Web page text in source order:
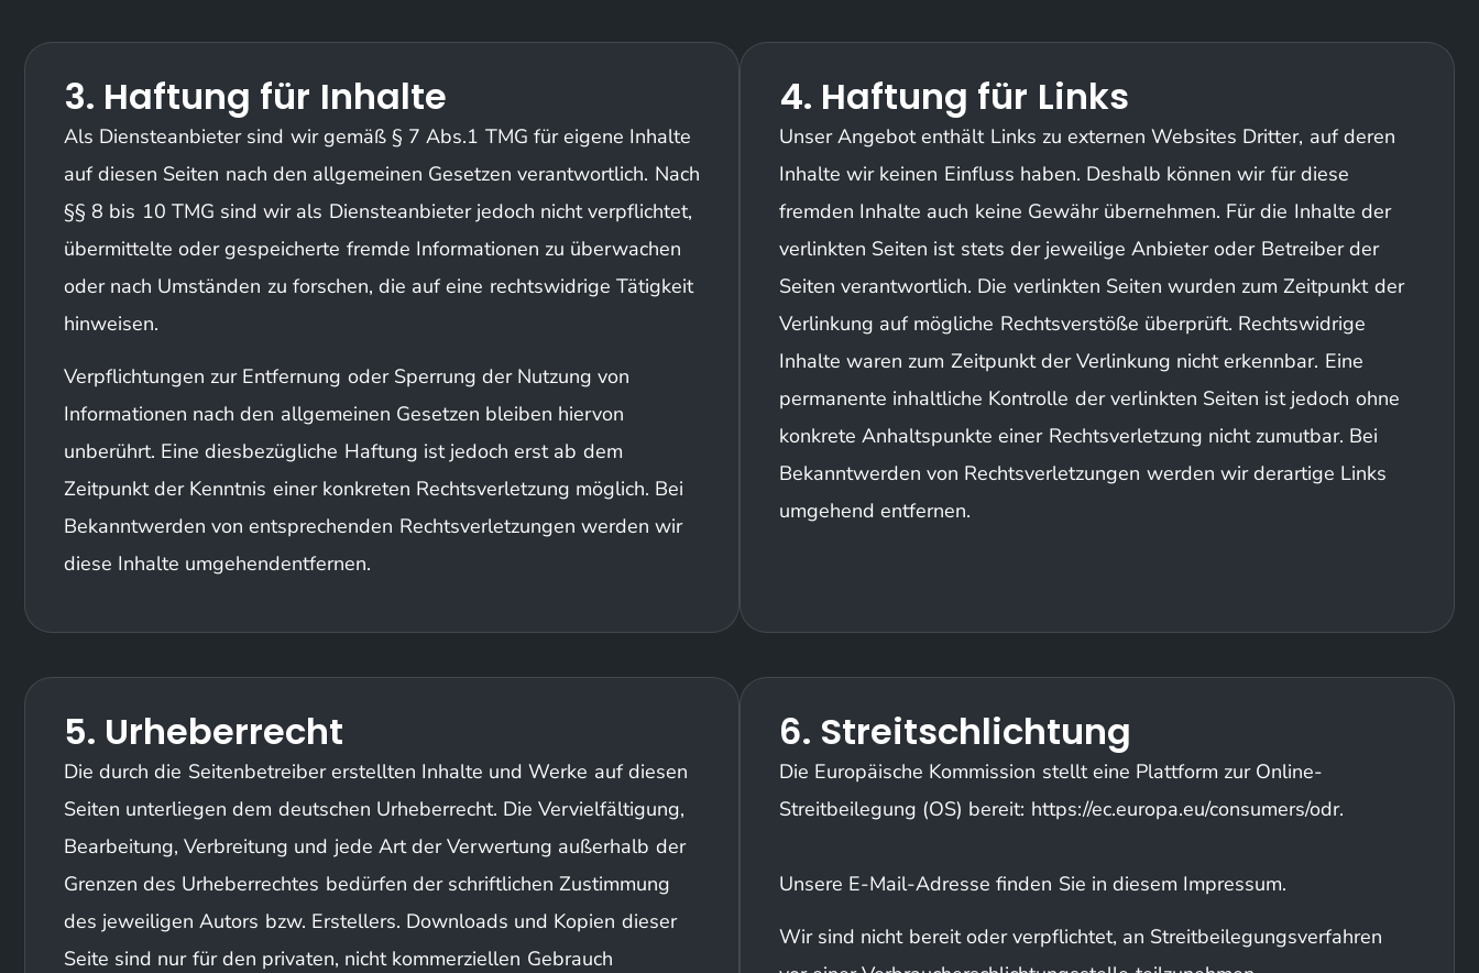
3. Haftung für Inhalte
Als Diensteanbieter sind wir gemäß § 7 Abs.1 TMG für eigene Inhalte
auf diesen Seiten nach den allgemeinen Gesetzen verantwortlich. Nach
§§ 8 bis 10 TMG sind wir als Diensteanbieter jedoch nicht verpflichtet,
übermittelte oder gespeicherte fremde Informationen zu überwachen
oder nach Umständen zu forschen, die auf eine rechtswidrige Tätigkeit
hinweisen.
Verpflichtungen zur Entfernung oder Sperrung der Nutzung von
Informationen nach den allgemeinen Gesetzen bleiben hiervon
unberührt. Eine diesbezügliche Haftung ist jedoch erst ab dem
Zeitpunkt der Kenntnis einer konkreten Rechtsverletzung möglich. Bei
Bekanntwerden von entsprechenden Rechtsverletzungen werden wir
diese Inhalte umgehendentfernen.
4. Haftung für Links
Unser Angebot enthält Links zu externen Websites Dritter, auf deren
Inhalte wir keinen Einfluss haben. Deshalb können wir für diese
fremden Inhalte auch keine Gewähr übernehmen. Für die Inhalte der
verlinkten Seiten ist stets der jeweilige Anbieter oder Betreiber der
Seiten verantwortlich. Die verlinkten Seiten wurden zum Zeitpunkt der
Verlinkung auf mögliche Rechtsverstöße überprüft. Rechtswidrige
Inhalte waren zum Zeitpunkt der Verlinkung nicht erkennbar. Eine
permanente inhaltliche Kontrolle der verlinkten Seiten ist jedoch ohne
konkrete Anhaltspunkte einer Rechtsverletzung nicht zumutbar. Bei
Bekanntwerden von Rechtsverletzungen werden wir derartige Links
umgehend entfernen.
5. Urheberrecht
Die durch die Seitenbetreiber erstellten Inhalte und Werke auf diesen
Seiten unterliegen dem deutschen Urheberrecht. Die Vervielfältigung,
Bearbeitung, Verbreitung und jede Art der Verwertung außerhalb der
Grenzen des Urheberrechtes bedürfen der schriftlichen Zustimmung
des jeweiligen Autors bzw. Erstellers. Downloads und Kopien dieser
Seite sind nur für den privaten, nicht kommerziellen Gebrauch
6. Streitschlichtung
Die Europäische Kommission stellt eine Plattform zur Online-
Streitbeilegung (OS) bereit: https://ec.europa.eu/consumers/odr.
Unsere E-Mail-Adresse finden Sie in diesem Impressum.
Wir sind nicht bereit oder verpflichtet, an Streitbeilegungsverfahren